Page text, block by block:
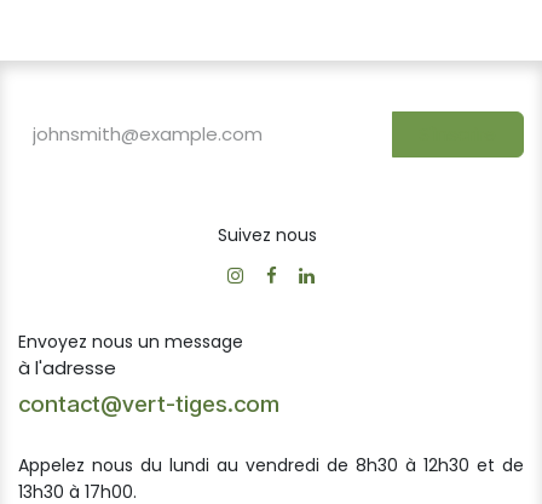
Suivez nous
Envoyez nous un message
à l'adresse
contact@vert-tiges.com
Appelez nous du lundi au vendredi de 8h30 à 12h30 et de
13h30 à 17h00.